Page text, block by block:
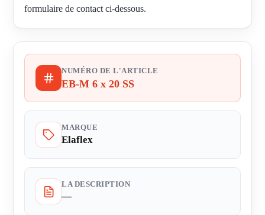
formulaire de contact ci-dessous.
NUMÉRO DE L'ARTICLE
EB-M 6 x 20 SS
MARQUE
Elaflex
LA DESCRIPTION
—